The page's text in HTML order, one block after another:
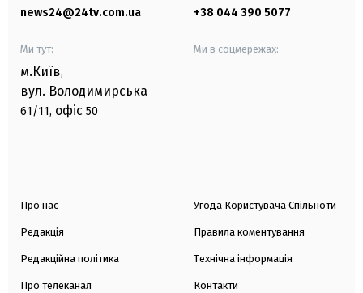
news24@24tv.com.ua +38 044 390 5077
Ми тут:
м.Київ,
вул. Володимирська
61/11, офіс 50
Ми в соцмережах:
Про нас
Редакція
Редакційна політика
Про телеканал
Угода Користувача Спільноти
Правила коментування
Технічна інформація
Контакти